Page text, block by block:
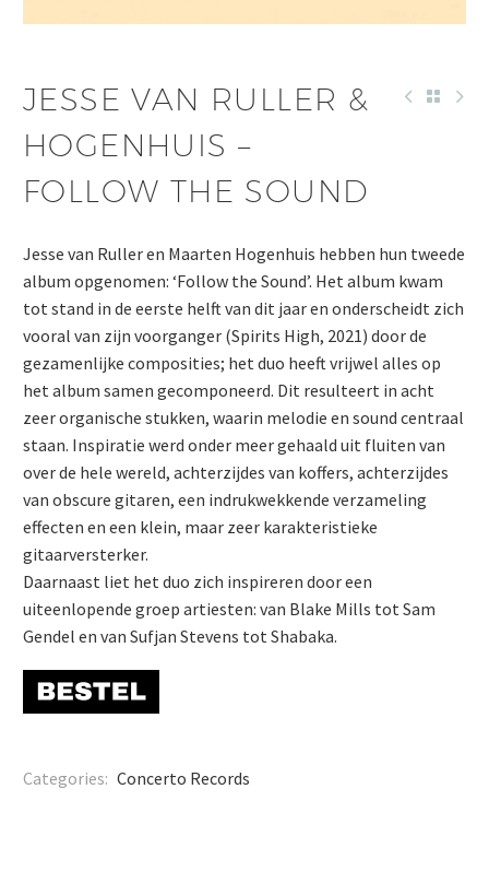
JESSE VAN RULLER &
HOGENHUIS –
FOLLOW THE SOUND
Jesse van Ruller en Maarten Hogenhuis hebben hun tweede
album opgenomen: ‘Follow the Sound’. Het album kwam
tot stand in de eerste helft van dit jaar en onderscheidt zich
vooral van zijn voorganger (Spirits High, 2021) door de
gezamenlijke composities; het duo heeft vrijwel alles op
het album samen gecomponeerd. Dit resulteert in acht
zeer organische stukken, waarin melodie en sound centraal
staan. Inspiratie werd onder meer gehaald uit fluiten van
over de hele wereld, achterzijdes van koffers, achterzijdes
van obscure gitaren, een indrukwekkende verzameling
effecten en een klein, maar zeer karakteristieke
gitaarversterker.
Daarnaast liet het duo zich inspireren door een
uiteenlopende groep artiesten: van Blake Mills tot Sam
Gendel en van Sufjan Stevens tot Shabaka.
Categories: Concerto Records